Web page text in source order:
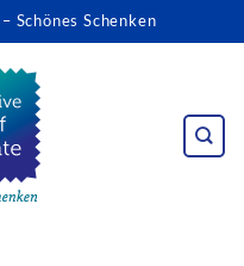
– Schönes Schenken